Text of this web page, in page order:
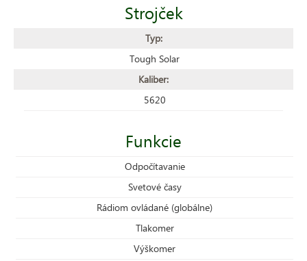
Strojček
Typ:
Tough Solar
Kaliber:
5620
Funkcie
Odpočítavanie
Svetové časy
Rádiom ovládané (globálne)
Tlakomer
Výškomer